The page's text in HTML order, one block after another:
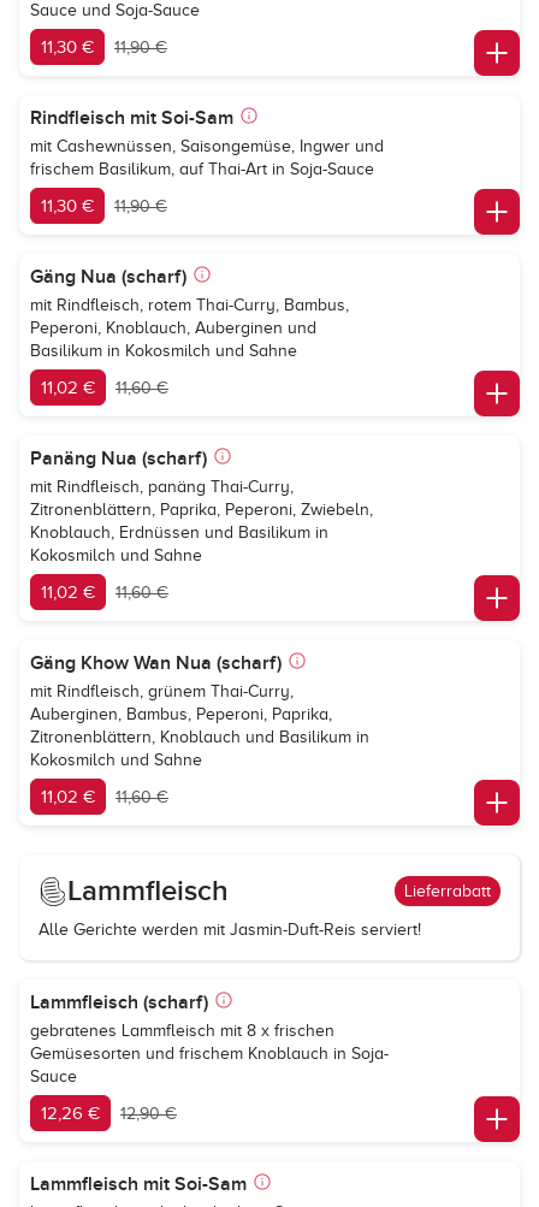
Sauce und Soja-Sauce
11,30 € 11,90 €
Rindfleisch mit Soi-Sam
mit Cashewnüssen, Saisongemüse, Ingwer und
frischem Basilikum, auf Thai-Art in Soja-Sauce
11,30 € 11,90 €
Gäng Nua (scharf)
mit Rindfleisch, rotem Thai-Curry, Bambus,
Peperoni, Knoblauch, Auberginen und
Basilikum in Kokosmilch und Sahne
11,02 € 11,60 €
Panäng Nua (scharf)
mit Rindfleisch, panäng Thai-Curry,
Zitronenblättern, Paprika, Peperoni, Zwiebeln,
Knoblauch, Erdnüssen und Basilikum in
Kokosmilch und Sahne
11,02 € 11,60 €
Gäng Khow Wan Nua (scharf)
mit Rindfleisch, grünem Thai-Curry,
Auberginen, Bambus, Peperoni, Paprika,
Zitronenblättern, Knoblauch und Basilikum in
Kokosmilch und Sahne
11,02 € 11,60 €
Lammfleisch Lieferrabatt
Alle Gerichte werden mit Jasmin-Duft-Reis serviert!
Lammfleisch (scharf)
gebratenes Lammfleisch mit 8 x frischen
Gemüsesorten und frischem Knoblauch in Soja-
Sauce
12,26 € 12,90 €
Lammfleisch mit Soi-Sam